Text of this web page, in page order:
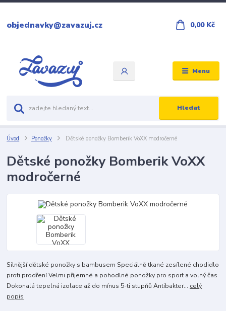
Menu
Hledat
objednavky@zavazuj.cz 0,00 Kč
Úvod Ponožky Dětské ponožky Bomberik VoXX modročerné
Dětské ponožky Bomberik VoXX
modročerné
Silnější dětské ponožky s bambusem Speciálně tkané zesílené chodidlo
proti prodření Velmi příjemné a pohodlné ponožky pro sport a volný čas
Dokonalá tepelná izolace až do mínus 5-ti stupňů Antibakter... celý
popis